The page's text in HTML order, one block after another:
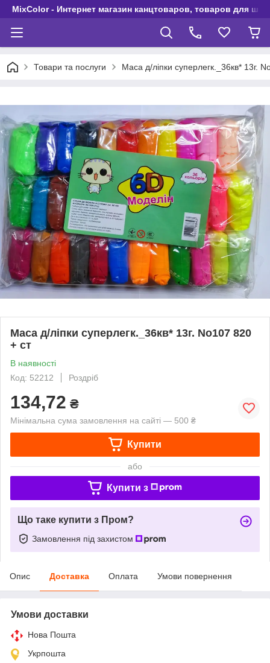
MixColor - Интернет магазин канцтоваров, товаров для
Товари та послуги Маса д/ліпки суперлегк._36кв* 13г.
Маса д/ліпки суперлегк._36кв* 13г. No107 820
+ ст
В наявності
Код: 52212
Роздріб
134,72 ₴
Мінімальна сума замовлення на сайті — 500 ₴
Купити
або
Купити з
Що таке купити з Пром?
Замовлення під захистом
Опис Доставка Оплата Умови повернення
Умови доставки
Нова Пошта
Укрпошта